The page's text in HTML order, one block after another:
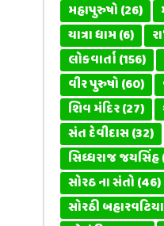
મહાપુરુષો(26)
યાત્રા ધામ(6)
લોકવાર્તા(156)
વીર પુરુષો(60)
શિવ મંદિર(27)
સંત દેવીદાસ(32)
સિધ્ધરાજ જયસિંહ
સોરઠ ના સંતો(46)
સોરઠી બહારવટિયા